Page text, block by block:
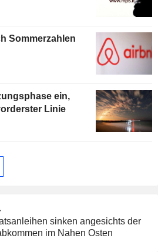
Sommerzahlen
ein,
Linie
sinken angesichts der
im Nahen Osten